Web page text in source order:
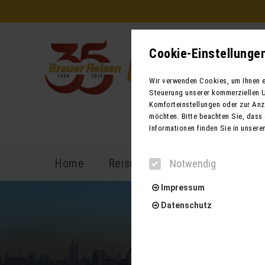
Home Reiseprogramm
Cookie-
Wir verwenden Cookies, um
Steuerung unserer kommerziellen
Komforteinstellungen oder zur
möchten. Bitte beachten Sie,
Informationen finden Sie in
Notwendig
Impressum
Datenschutz